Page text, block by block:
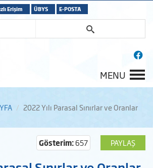
Erişim ÜBYS E-POSTA
MENU
2022 Yılı Parasal Sınırlar ve Oranlar
PAYLAŞ
Gösterim:657